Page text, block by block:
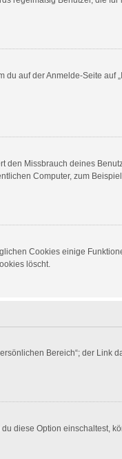
auf der Anmelde-Seite auf
den Missbrauch deines
Computer, zum
Cookies einige
löscht.
Bereich“; der Link
diese Option einschaltest,